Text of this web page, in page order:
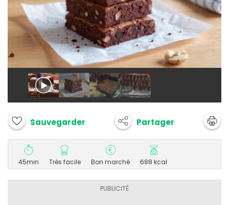
Sauvegarder Partager
45min Très facile Bon marché 688 kcal